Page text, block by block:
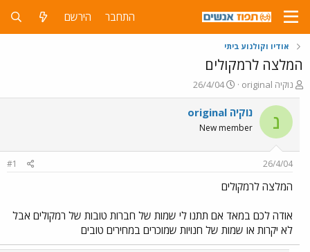
התחבר הירשם
אודיו וקולנוע ביתי
המלצה לרמקולים
פ
ו
ת
ח
ה
ש
א
נוקיה original
פ
ו
ר
ם
ר
26/4/04
נ נוקיה original
New member
26/4/04
#1
המלצה לרמקולים
אודה לכם במאד אם תתנו לי שמות של חברות טובות של רמקולים אבל
לא יקרות או שמות של חנויות שמוכרים במחירים טובים